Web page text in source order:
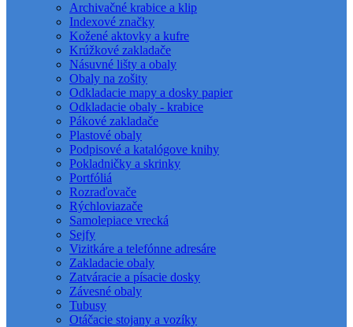
Archivačné krabice a klip
Indexové značky
Kožené aktovky a kufre
Krúžkové zakladače
Násuvné lišty a obaly
Obaly na zošity
Odkladacie mapy a dosky papier
Odkladacie obaly - krabice
Pákové zakladače
Plastové obaly
Podpisové a katalógove knihy
Pokladničky a skrinky
Portfóliá
Rozraďovače
Rýchloviazače
Samolepiace vrecká
Sejfy
Vizitkáre a telefónne adresáre
Zakladacie obaly
Zatváracie a písacie dosky
Závesné obaly
Tubusy
Otáčacie stojany a vozíky